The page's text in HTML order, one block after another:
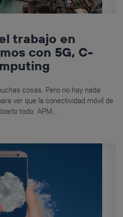
trabajo en
con 5G, C-
cosas. Pero no hay nada
ver que la conectividad móvil de
todo. APM...